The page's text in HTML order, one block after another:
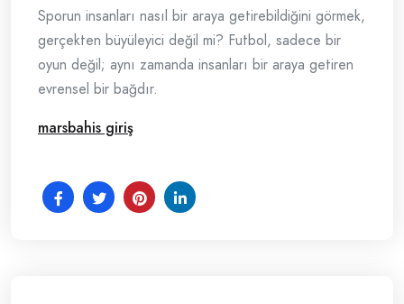
Sporun insanları nasıl bir araya getirebildiğini görmek,
gerçekten büyüleyici değil mi? Futbol, sadece bir
oyun değil; aynı zamanda insanları bir araya getiren
evrensel bir bağdır.
marsbahis giriş